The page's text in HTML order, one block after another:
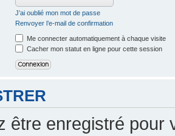
J’ai oublié mon mot de passe
Renvoyer l’e-mail de confirmation
Me connecter automatiquement à chaque visite
Cacher mon statut en ligne pour cette session
être enregistré pour